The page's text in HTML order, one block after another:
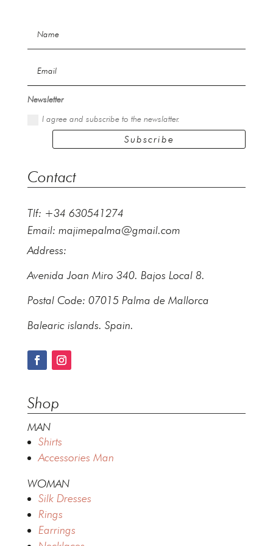
Newsletter
I agree and subscribe to the newslatter.
Subscribe
Contact
Tlf: +34 630541274
Email: majimepalma@gmail.com
Address:
Avenida Joan Miro 340. Bajos Local 8.
Postal Code: 07015 Palma de Mallorca
Balearic islands. Spain.
Shop
MAN
Shirts
Accessories Man
WOMAN
Silk Dresses
Rings
Earrings